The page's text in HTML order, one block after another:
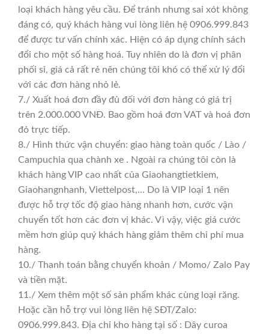
loại khách hàng yêu cầu. Để tránh nhưng sai xót không
đáng có, quý khách hàng vui lòng liên hệ 0906.999.843
để được tư vấn chính xác. Hiện có áp dụng chính sách
đổi cho một số hàng hoá. Tuy nhiên do là đơn vị phân
phối sỉ, giá cả rất rẻ nên chúng tôi khó có thể xử lý đổi
với các đơn hàng nhỏ lẻ.
7./ Xuất hoá đơn đầy đủ đối với đơn hàng có giá trị
trên 2.000.000 VNĐ. Bao gồm hoá đơn VAT và hoá đơn
đỏ trực tiếp.
8./ Hình thức vận chuyển: giao hàng toàn quốc / Lào /
Campuchia qua chành xe . Ngoài ra chúng tôi còn là
khách hàng VIP cao nhất của Giaohangtietkiem,
Giaohangnhanh, Viettelpost,… Do là VIP loại 1 nên
được hỗ trợ tốc độ giao hàng nhanh hơn, cước vận
chuyển tốt hơn các đơn vị khác. Vì vậy, việc giá cước
mềm hơn giúp quý khách hàng giảm thêm chi phí mua
hàng.
10./ Thanh toán bằng chuyển khoản / Momo/ Zalo Pay
và tiền mặt.
11./ Xem thêm một số sản phẩm khác cùng loại răng.
Hoặc cần hỗ trợ vui lòng liên hệ SĐT/Zalo:
0906.999.843. Địa chỉ kho hàng tại số : Dây curoa